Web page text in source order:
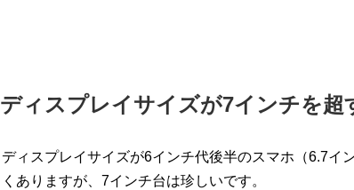
ディスプレイサイズが7インチを超
ディスプレイサイズが6インチ代後半のスマホ（6.7イ
くありますが、7インチ台は珍しいです。